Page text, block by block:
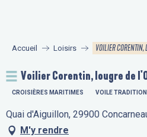
principal
Accueil Loisirs VOILIER CORENTIN,
Voilier Corentin, lougre de
CROISIÈRES MARITIMES VOILE
Quai d'Aiguillon, 29900
M'y rendre